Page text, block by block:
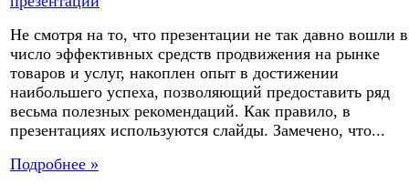
Не смотря на то, что презентации не так давно вошли в
число эффективных средств продвижения на рынке
товаров и услуг, накоплен опыт в достижении
наибольшего успеха, позволяющий предоставить ряд
весьма полезных рекомендаций. Как правило, в
презентациях используются слайды. Замечено, что...
Подробнее »